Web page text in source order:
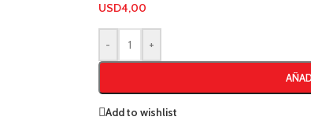
USD4,00
- +
Add to wishlist